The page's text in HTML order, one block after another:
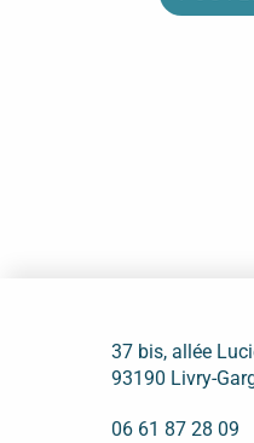
37 bis, allée
93190 Livry-
06 61 87 28 09